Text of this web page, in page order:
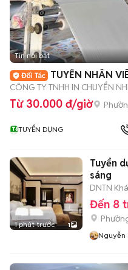
Tin nổi bật
TUYỂN NHÂN
CÔNG TY TNHH IN CHUYỂN
Từ 30.000 đ/giờ
TUYỂN DỤNG
1 phút trước 1
Tuyển
sáng
DNTN
Đến 8
Nguyễn